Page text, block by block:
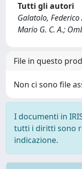
Tutti gli autori
Galatolo,
Mario G. C. A.;
File in questo
Non ci sono file
I documenti in
tutti i diritti sono
indicazione.